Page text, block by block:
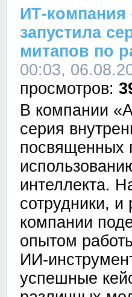
ИТ-компания
запустила
митапов по
00:03,
В компании
серия
посвященных
интеллекта.
сотрудники, и
компании
опытом
ИИ-
успешные